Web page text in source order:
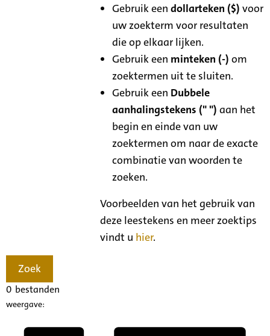
Gebruik eendollarteken ($) voor
uw zoekterm voor resultaten
die op elkaar lijken.
Gebruik een minteken (-) om
zoektermen uit te sluiten.
Gebruik een Dubbele
aanhalingstekens (" ") aan het
begin en einde van uw
zoektermen om naar de exacte
combinatie van woorden te
zoeken.
Voorbeelden van het gebruik van
deze leestekens en meer zoektips
vindt u hier.
Zoek
0 bestanden
weergave: